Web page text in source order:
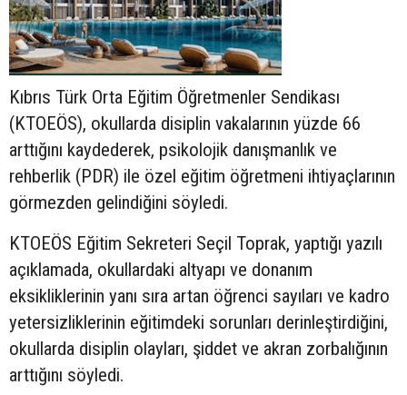
Kıbrıs Türk Orta Eğitim Öğretmenler Sendikası
(KTOEÖS), okullarda disiplin vakalarının yüzde 66
arttığını kaydederek, psikolojik danışmanlık ve
rehberlik (PDR) ile özel eğitim öğretmeni ihtiyaçlarının
görmezden gelindiğini söyledi.
KTOEÖS Eğitim Sekreteri Seçil Toprak, yaptığı yazılı
açıklamada, okullardaki altyapı ve donanım
eksikliklerinin yanı sıra artan öğrenci sayıları ve kadro
yetersizliklerinin eğitimdeki sorunları derinleştirdiğini,
okullarda disiplin olayları, şiddet ve akran zorbalığının
arttığını söyledi.